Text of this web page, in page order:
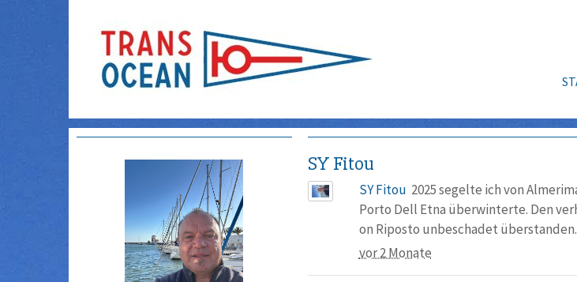
SY Fitou
SY Fitou 2025 segelte ich von
Porto Dell Etna überwinterte. Den
on Riposto unbeschadet überstanden.
vor 2 Monate